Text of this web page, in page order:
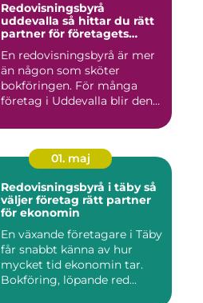
Redovisningsbyrå
uddevalla så hittar du rätt
partner för företagets
En redovisningsbyrå är mer
än någon som sköter
bokföringen. För många
företag i Uddevalla blir den
01. maj
Redovisningsbyrå i täby så
väljer företag rätt partner
för ekonomin
En växande företagare i Täby
får snabbt känna av hur
mycket tid ekonomin tar.
Bokföring, löpande red...